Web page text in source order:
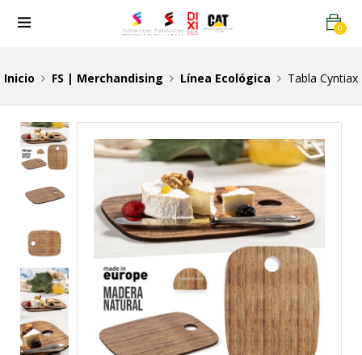
0
Inicio FS | Merchandising Línea Ecológica Tabla Cyntiax